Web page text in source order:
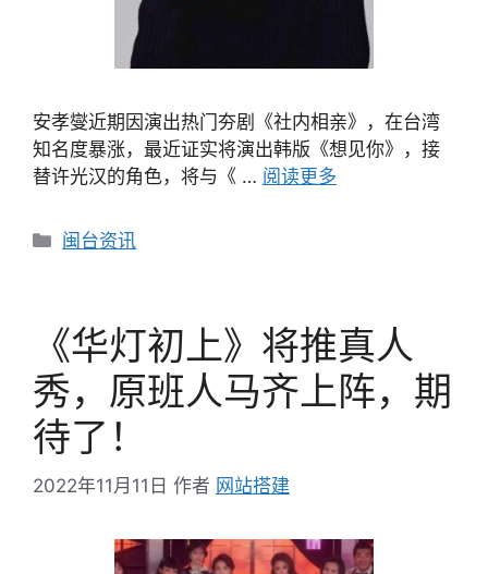
安孝燮近期因演出热门夯剧《社内相亲》，在台湾
知名度暴涨，最近证实将演出韩版《想见你》，接
替许光汉的角色，将与《 … 阅读更多
分
闽台资讯
《华灯初上》将推真人
秀，原班人马齐上阵，期
待了！
2022年11月11日 作者 网站搭建